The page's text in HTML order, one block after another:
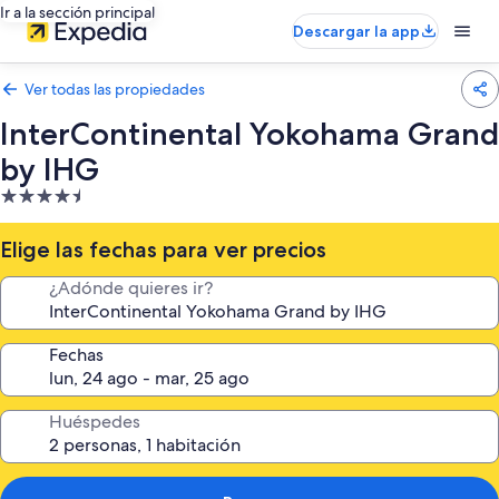
Ir a la sección principal
Descargar la app
Ver todas las propiedades
InterContinental Yokohama Grand
by IHG
Propiedad
de
4.5
estrellas
Elige las fechas para ver precios
¿Adónde quieres ir?
Fechas
Huéspedes